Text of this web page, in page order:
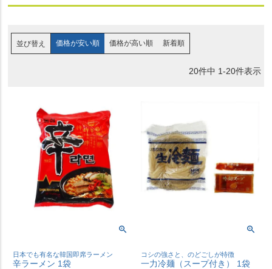
並び替え 価格が安い順 価格が高い順 新着順
20件中 1-20件表示
日本でも有名な韓国即席ラーメン
辛ラーメン 1袋
コシの強さと、のどごしが特徴
一力冷麺（スープ付き） 1袋